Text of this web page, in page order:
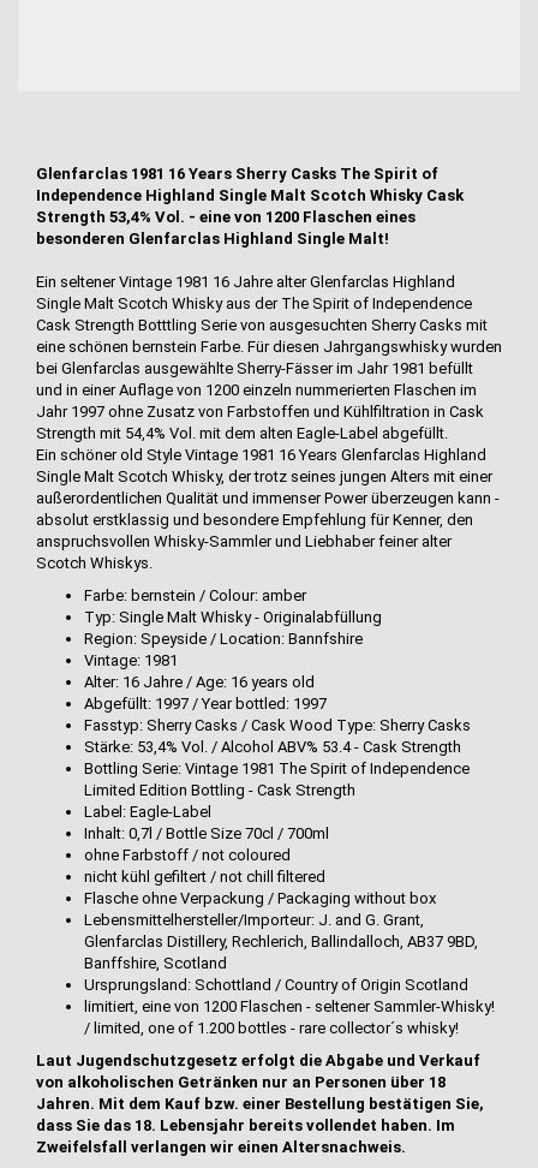
Glenfarclas 1981 16 Years Sherry Casks The Spirit of
Independence Highland Single Malt Scotch Whisky Cask
Strength 53,4% Vol. - eine von 1200 Flaschen eines
besonderen Glenfarclas Highland Single Malt!
Ein seltener Vintage 1981 16 Jahre alter Glenfarclas Highland
Single Malt Scotch Whisky aus der The Spirit of Independence
Cask Strength Botttling Serie von ausgesuchten Sherry Casks mit
eine schönen bernstein Farbe. Für diesen Jahrgangswhisky wurden
bei Glenfarclas ausgewählte Sherry-Fässer im Jahr 1981 befüllt
und in einer Auflage von 1200 einzeln nummerierten Flaschen im
Jahr 1997 ohne Zusatz von Farbstoffen und Kühlfiltration in Cask
Strength mit 54,4% Vol. mit dem alten Eagle-Label abgefüllt.
Ein schöner old Style Vintage 1981 16 Years Glenfarclas Highland
Single Malt Scotch Whisky, der trotz seines jungen Alters mit einer
außerordentlichen Qualität und immenser Power überzeugen kann -
absolut erstklassig und besondere Empfehlung für Kenner, den
anspruchsvollen Whisky-Sammler und Liebhaber feiner alter
Scotch Whiskys.
Farbe: bernstein / Colour: amber
Typ: Single Malt Whisky - Originalabfüllung
Region: Speyside / Location: Bannfshire
Vintage: 1981
Alter: 16 Jahre / Age: 16 years old
Abgefüllt: 1997 / Year bottled: 1997
Fasstyp: Sherry Casks / Cask Wood Type: Sherry Casks
Stärke: 53,4% Vol. / Alcohol ABV% 53.4 - Cask Strength
Bottling Serie: Vintage 1981 The Spirit of Independence
Limited Edition Bottling - Cask Strength
Label: Eagle-Label
Inhalt: 0,7l / Bottle Size 70cl / 700ml
ohne Farbstoff / not coloured
nicht kühl gefiltert / not chill filtered
Flasche ohne Verpackung / Packaging without box
Lebensmittelhersteller/Importeur: J. and G. Grant,
Glenfarclas Distillery, Rechlerich, Ballindalloch, AB37 9BD,
Banffshire, Scotland
Ursprungsland: Schottland / Country of Origin Scotland
limitiert, eine von 1200 Flaschen - seltener Sammler-Whisky!
/ limited, one of 1.200 bottles - rare collector´s whisky!
Laut Jugendschutzgesetz erfolgt die Abgabe und Verkauf
von alkoholischen Getränken nur an Personen über 18
Jahren. Mit dem Kauf bzw. einer Bestellung bestätigen Sie,
dass Sie das 18. Lebensjahr bereits vollendet haben. Im
Zweifelsfall verlangen wir einen Altersnachweis.